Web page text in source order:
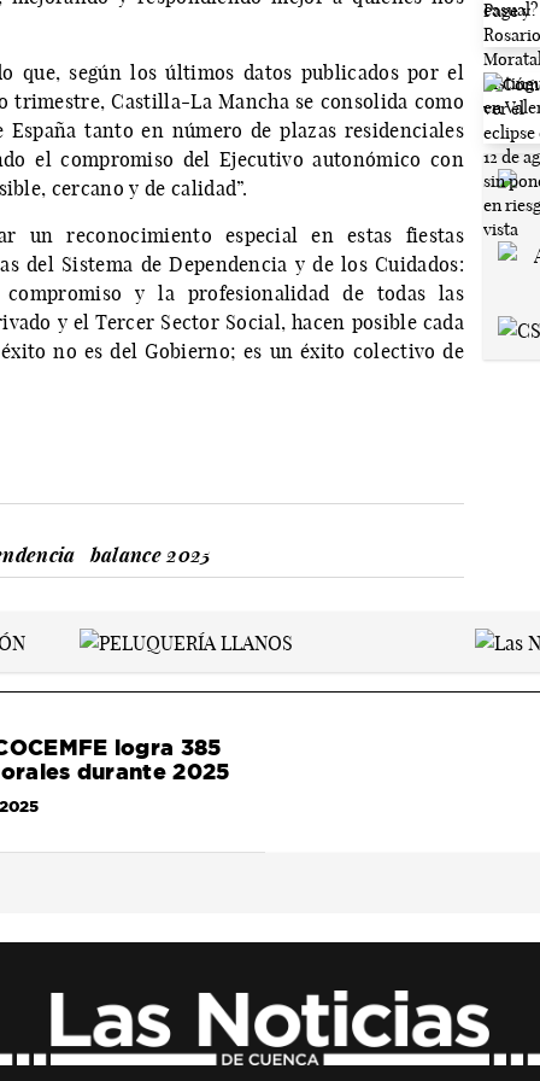
que, según los últimos datos publicados por el
trimestre, Castilla-La Mancha se consolida como
España tanto en número de plazas residenciales
el compromiso del Ejecutivo autonómico con
cercano y de calidad”.
un reconocimiento especial en estas fiestas
del Sistema de Dependencia y de los Cuidados:
y la profesionalidad de todas las
y el Tercer Sector Social, hacen posible cada
no es del Gobierno; es un éxito colectivo de
balance 2025
logra 385
durante 2025